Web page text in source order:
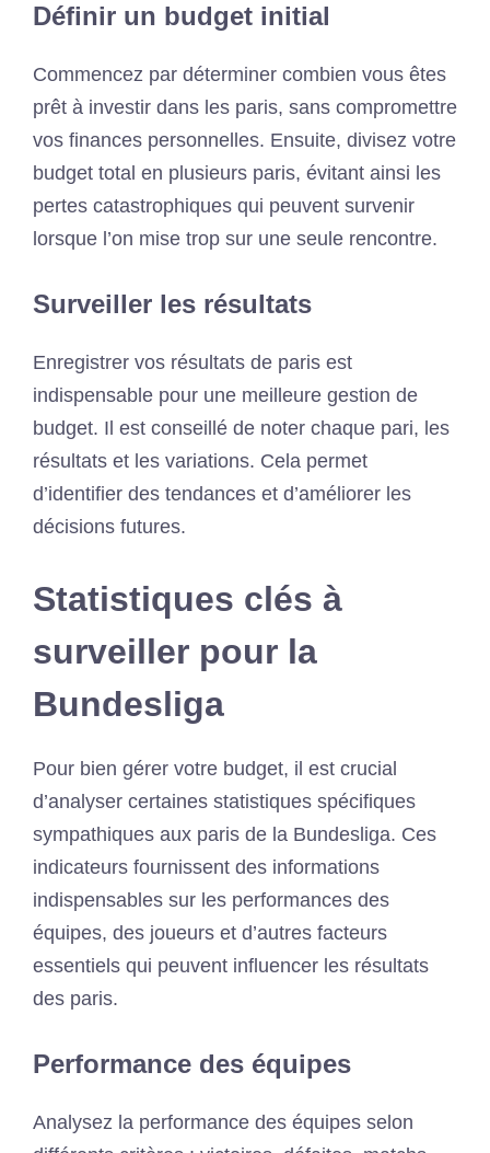
Définir un budget initial
Commencez par déterminer combien vous êtes
prêt à investir dans les paris, sans compromettre
vos finances personnelles. Ensuite, divisez votre
budget total en plusieurs paris, évitant ainsi les
pertes catastrophiques qui peuvent survenir
lorsque l’on mise trop sur une seule rencontre.
Surveiller les résultats
Enregistrer vos résultats de paris est
indispensable pour une meilleure gestion de
budget. Il est conseillé de noter chaque pari, les
résultats et les variations. Cela permet
d’identifier des tendances et d’améliorer les
décisions futures.
Statistiques clés à
surveiller pour la
Bundesliga
Pour bien gérer votre budget, il est crucial
d’analyser certaines statistiques spécifiques
sympathiques aux paris de la Bundesliga. Ces
indicateurs fournissent des informations
indispensables sur les performances des
équipes, des joueurs et d’autres facteurs
essentiels qui peuvent influencer les résultats
des paris.
Performance des équipes
Analysez la performance des équipes selon